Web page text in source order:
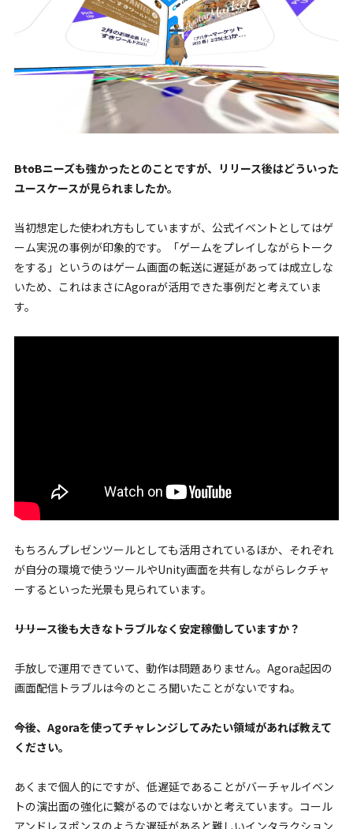
――BtoBニーズも強かったとのことですが、リリース後はどういった
ユースケースが見られましたか。
当初想定した使われ方もしていますが、公式イベントとしてはゲ
ーム実況の事例が印象的です。「ゲームをプレイしながらトーク
をする」というのはゲーム画面の転送に遅延があっては成立しな
いため、これはまさにAgoraが活用できた事例だと考えていま
す。
もちろんプレゼンツールとしても活用されているほか、それぞれ
が自分の環境で使うツールやUnity画面を共有しながらレクチャ
ーするといった光景も見られています。
――リリース後も大きなトラブルなく安定稼働していますか？
手放しで運用できていて、動作は問題ありません。Agora起因の
画面配信トラブルは今のところ聞いたことがないですね。
――今後、Agoraを使ってチャレンジしてみたい領域があれば教えて
ください。
あくまで個人的にですが、低遅延であることがバーチャルイベン
トの演出面の強化に繋がるのではないかと考えています。コール
アンドレスポンスのような遅延があると難しいインタラクション